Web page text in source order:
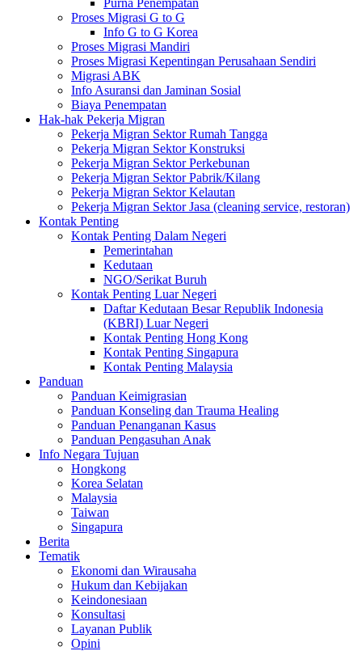
Purna Penempatan
Proses Migrasi G to G
Info G to G Korea
Proses Migrasi Mandiri
Proses Migrasi Kepentingan Perusahaan Sendiri
Migrasi ABK
Info Asuransi dan Jaminan Sosial
Biaya Penempatan
Hak-hak Pekerja Migran
Pekerja Migran Sektor Rumah Tangga
Pekerja Migran Sektor Konstruksi
Pekerja Migran Sektor Perkebunan
Pekerja Migran Sektor Pabrik/Kilang
Pekerja Migran Sektor Kelautan
Pekerja Migran Sektor Jasa (cleaning service, restoran)
Kontak Penting
Kontak Penting Dalam Negeri
Pemerintahan
Kedutaan
NGO/Serikat Buruh
Kontak Penting Luar Negeri
Daftar Kedutaan Besar Republik Indonesia
(KBRI) Luar Negeri
Kontak Penting Hong Kong
Kontak Penting Singapura
Kontak Penting Malaysia
Panduan
Panduan Keimigrasian
Panduan Konseling dan Trauma Healing
Panduan Penanganan Kasus
Panduan Pengasuhan Anak
Info Negara Tujuan
Hongkong
Korea Selatan
Malaysia
Taiwan
Singapura
Berita
Tematik
Ekonomi dan Wirausaha
Hukum dan Kebijakan
Keindonesiaan
Konsultasi
Layanan Publik
Opini